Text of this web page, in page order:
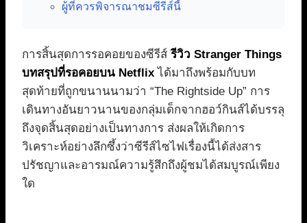
ผู้ที่ควรพิจารณาชมซีรีส์นี้
การสิ้นสุดการรอคอยของซีรีส์รีวิว Stranger Things
บทสรุปที่รอคอยบน Netflix ได้มาถึงพร้อมกับบท
สุดท้ายที่ถูกขนานนามว่า “The Rightside Up” การ
เดินทางอันยาวนานของกลุ่มเด็กจากฮอว์กินส์ได้บรรลุ
ถึงจุดสิ้นสุดอย่างเป็นทางการ ส่งผลให้เกิดการ
วิเคราะห์อย่างลึกซึ้งว่าซีรีส์ไซไฟเรื่องนี้ได้ส่งสาร
ปรัชญาและอารมณ์ความรู้สึกถึงผู้ชมได้สมบูรณ์เพียง
ใด